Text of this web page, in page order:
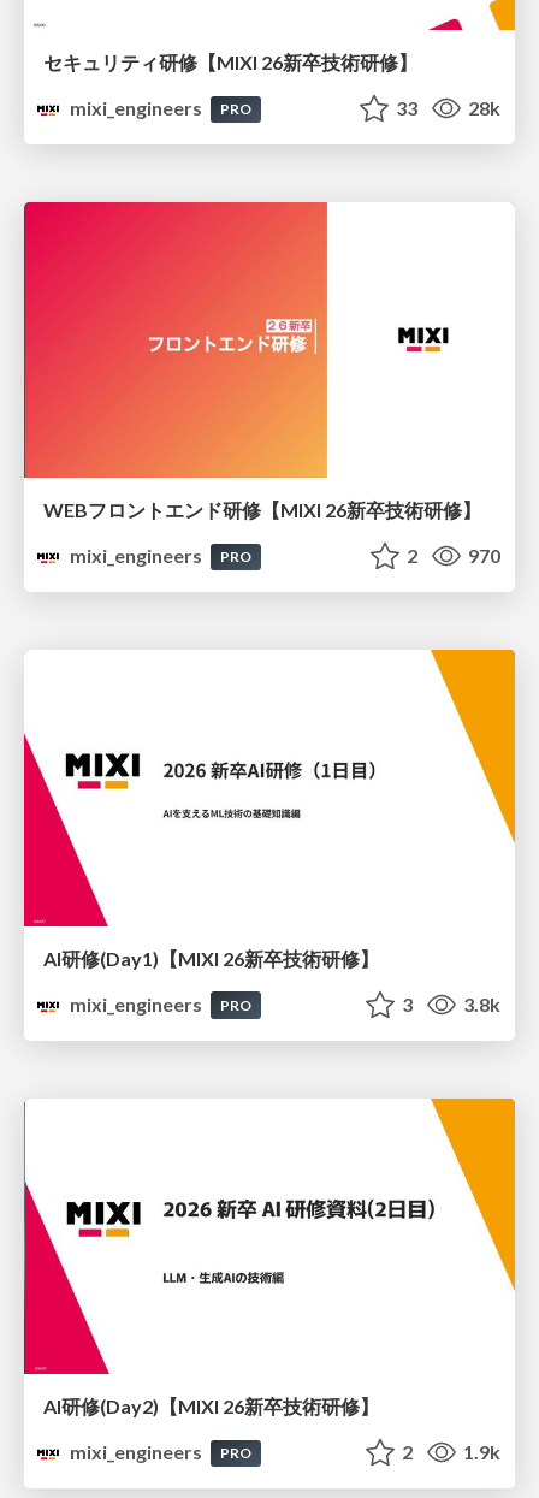
セキュリティ研修【MIXI 26新卒技術研修】
mixi_engineers
PRO 33 28k
WEBフロントエンド研修【MIXI 26新卒技術研修】
mixi_engineers
PRO 2 970
AI研修(Day1)【MIXI 26新卒技術研修】
mixi_engineers
PRO 3 3.8k
AI研修(Day2)【MIXI 26新卒技術研修】
mixi_engineers
PRO 2 1.9k